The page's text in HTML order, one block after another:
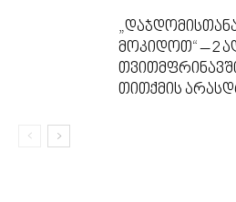
მოკიდოთ“ – 2
თითქმის